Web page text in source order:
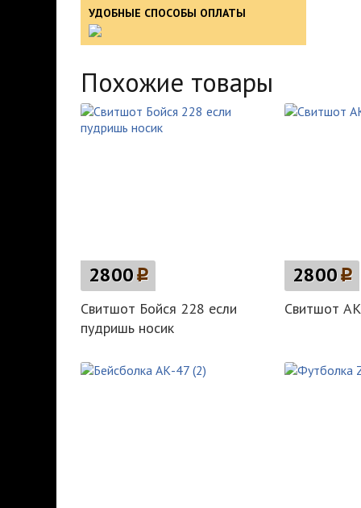
УДОБНЫЕ СПОСОБЫ ОПЛАТЫ
Похожие товары
2800p
Свитшот Бойся 228 если
пудришь носик
2800p
Свитшот